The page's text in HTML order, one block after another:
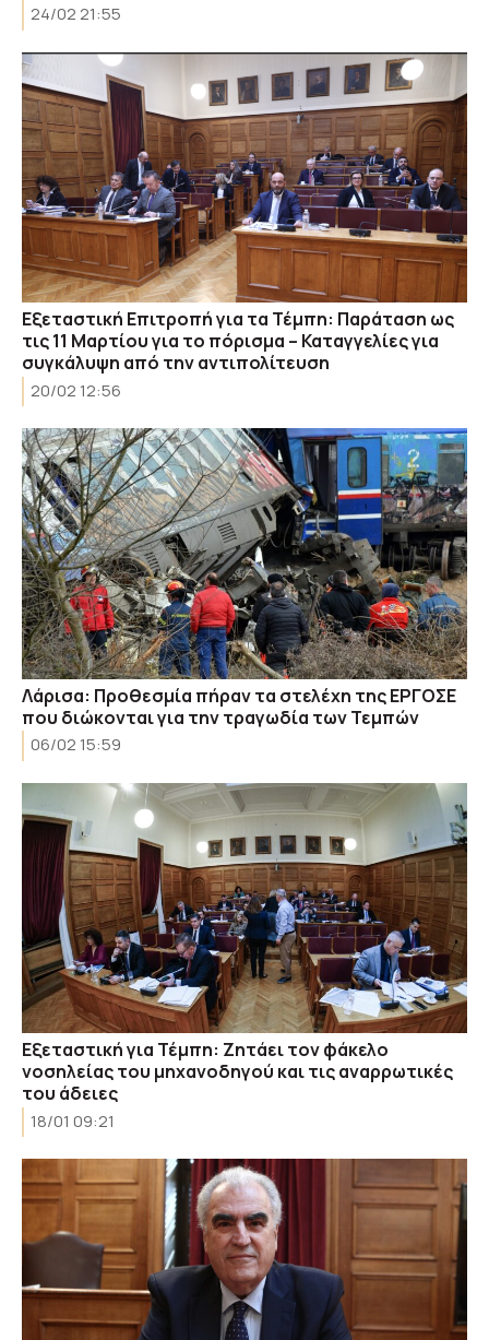
24/02 21:55
Εξεταστική Επιτροπή για τα Τέμπη: Παράταση ως
τις 11 Μαρτίου για το πόρισμα – Καταγγελίες για
συγκάλυψη από την αντιπολίτευση
20/02 12:56
Λάρισα: Προθεσμία πήραν τα στελέχη της ΕΡΓΟΣΕ
που διώκονται για την τραγωδία των Τεμπών
06/02 15:59
Εξεταστική για Τέμπη: Ζητάει τον φάκελο
νοσηλείας του μηχανοδηγού και τις αναρρωτικές
του άδειες
18/01 09:21